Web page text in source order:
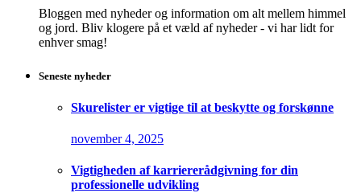
Bloggen med nyheder og information om alt mellem himmel
og jord. Bliv klogere på et væld af nyheder - vi har lidt for
enhver smag!
Seneste nyheder
Skurelister er vigtige til at beskytte og forskønne
november 4, 2025
Vigtigheden af karriererådgivning for din
professionelle udvikling